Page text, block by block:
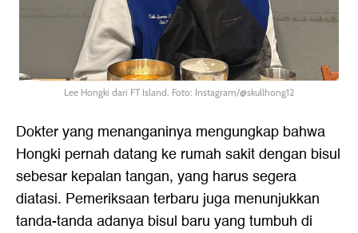
Lee Hongki dari FT Island. Foto: Instagram/@skullhong12
Dokter yang menanganinya mengungkap bahwa
Hongki pernah datang ke rumah sakit dengan bisul
sebesar kepalan tangan, yang harus segera
diatasi. Pemeriksaan terbaru juga menunjukkan
tanda-tanda adanya bisul baru yang tumbuh di